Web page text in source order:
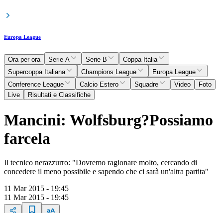
Europa League
Ora per ora Serie A Serie B
Coppa Italia
Supercoppa Italiana
Champions League
Europa League
Conference League
Calcio Estero Squadre Video
Foto
Live
Risultati e Classifiche
Mancini: Wolfsburg?Possiamo
farcela
Il tecnico nerazzurro: "Dovremo ragionare molto, cercando di
concedere il meno possibile e sapendo che ci sarà un'altra partita"
11 Mar 2015 - 19:45
11 Mar 2015 - 19:45